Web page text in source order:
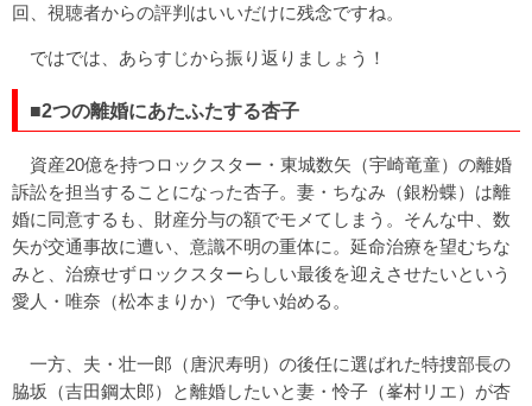
回、視聴者からの評判はいいだけに残念ですね。
ではでは、あらすじから振り返りましょう！
■2つの離婚にあたふたする杏子
資産20億を持つロックスター・東城数矢（宇崎竜童）の離婚
訴訟を担当することになった杏子。妻・ちなみ（銀粉蝶）は離
婚に同意するも、財産分与の額でモメてしまう。そんな中、数
矢が交通事故に遭い、意識不明の重体に。延命治療を望むちな
みと、治療せずロックスターらしい最後を迎えさせたいという
愛人・唯奈（松本まりか）で争い始める。
一方、夫・壮一郎（唐沢寿明）の後任に選ばれた特捜部長の
脇坂（吉田鋼太郎）と離婚したいと妻・怜子（峯村リエ）が杏